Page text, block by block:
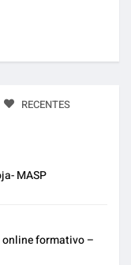
RECENTES
MASP
online formativo –